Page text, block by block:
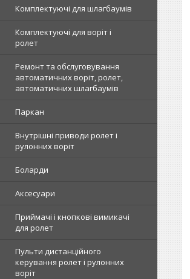
Комплектуючі для шлагбаумів
Комплектуючі для воріт і
ролет
Ремонт та обслуговування
автоматичних воріт, ролет,
автоматичних шлагбаумів
Паркан
Внутрішні приводи ролет і
рулонних воріт
Боларди
Аксесуари
Приймачі і кнопкові вимикачі
для ролет
Пульти дистанційного
керування ролет і рулонних
воріт
практичні в експлуатації.